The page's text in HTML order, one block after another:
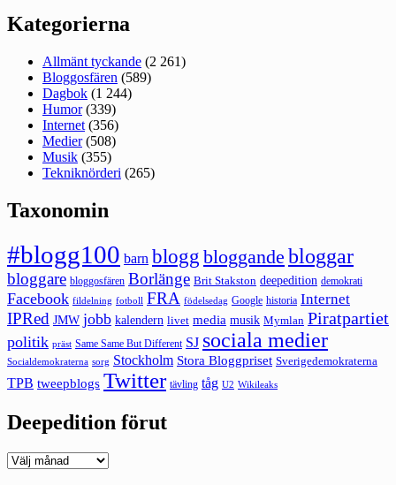
Kategorierna
Allmänt tyckande (2 261)
Bloggosfären (589)
Dagbok (1 244)
Humor(339)
Internet (356)
Medier(508)
Musik (355)
Tekniknörderi (265)
Taxonomin
#blogg100 barn blogg bloggande bloggar
bloggare bloggosfären Borlänge Brit Stakston deepedition demokrati
Facebook fildelning fotboll FRA födelsedag Google historia Internet
IPRed JMW jobb kalendern livet media musik Mymlan Piratpartiet
politik präst Same Same But Different SJ sociala medier
Socialdemokraterna sorg Stockholm Stora Bloggpriset Sverigedemokraterna
TPB tweepblogs Twitter tävling tåg U2 Wikileaks
Deepedition förut
Deepedition